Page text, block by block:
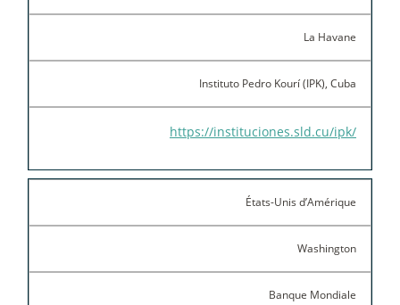
La Havane
Instituto Pedro Kourí (IPK), Cuba
https://instituciones.sld.cu/ipk/
États-Unis d’Amérique
Washington
Banque Mondiale